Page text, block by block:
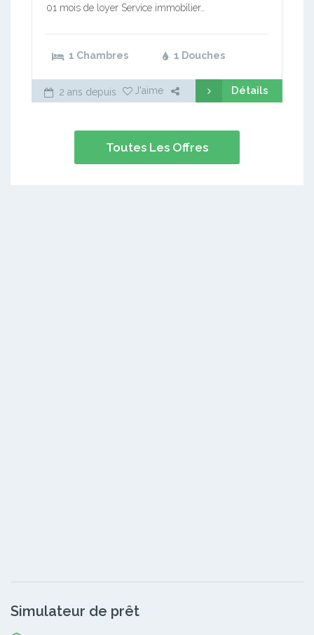
01 mois de loyer Service immobilier…
1 Chambres 1 Douches
2 ans depuis J'aime Détails
Toutes Les Offres
Simulateur de prêt